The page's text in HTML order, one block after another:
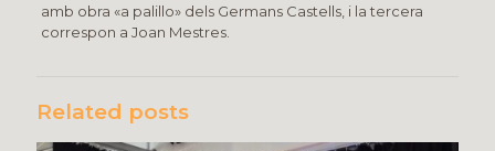
amb obra «a palillo» dels Germans Castells, i la tercera
correspon a Joan Mestres.
Related posts